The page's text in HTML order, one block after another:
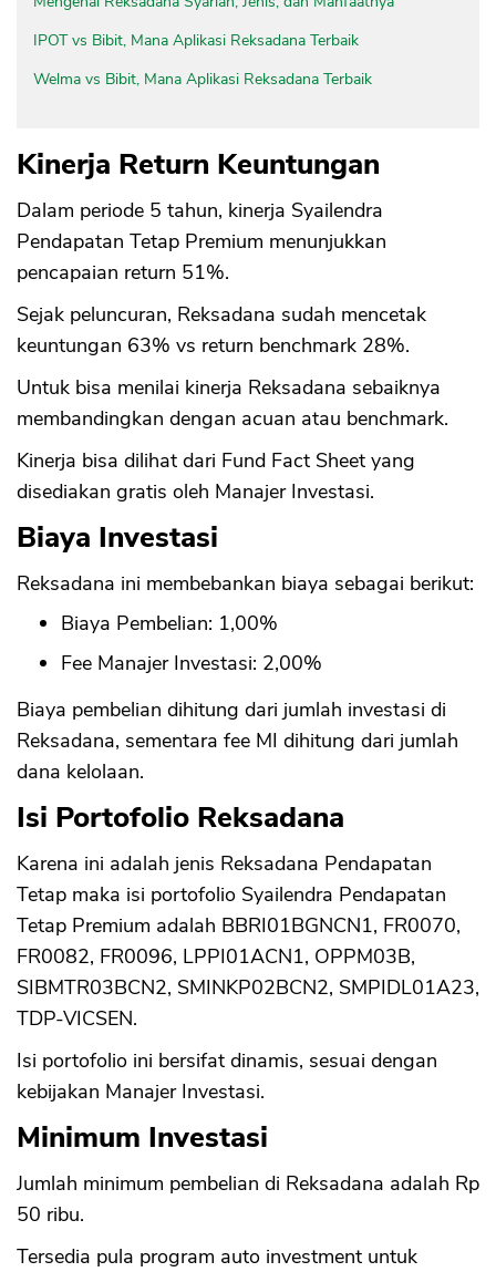
IPOT vs Bibit, Mana Aplikasi Reksadana Terbaik
Welma vs Bibit, Mana Aplikasi Reksadana Terbaik
Kinerja Return Keuntungan
Dalam periode 5 tahun, kinerja Syailendra
Pendapatan Tetap Premium menunjukkan
pencapaian return 51%.
Sejak peluncuran, Reksadana sudah mencetak
keuntungan 63% vs return benchmark 28%.
Untuk bisa menilai kinerja Reksadana sebaiknya
membandingkan dengan acuan atau benchmark.
Kinerja bisa dilihat dari Fund Fact Sheet yang
disediakan gratis oleh Manajer Investasi.
Biaya Investasi
Reksadana ini membebankan biaya sebagai berikut:
Biaya Pembelian: 1,00%
Fee Manajer Investasi: 2,00%
Biaya pembelian dihitung dari jumlah investasi di
Reksadana, sementara fee MI dihitung dari jumlah
dana kelolaan.
Isi Portofolio Reksadana
Karena ini adalah jenis Reksadana Pendapatan
Tetap maka isi portofolio Syailendra Pendapatan
Tetap Premium adalah BBRI01BGNCN1, FR0070,
FR0082, FR0096, LPPI01ACN1, OPPM03B,
SIBMTR03BCN2, SMINKP02BCN2, SMPIDL01A23,
TDP-VICSEN.
Isi portofolio ini bersifat dinamis, sesuai dengan
kebijakan Manajer Investasi.
Minimum Investasi
Jumlah minimum pembelian di Reksadana adalah Rp
50 ribu.
Tersedia pula program auto investment untuk